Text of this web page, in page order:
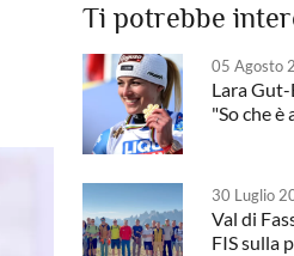
Ti potrebbe
05 Agosto
Lara
"So che è
30 Luglio
Val di
FIS sulla